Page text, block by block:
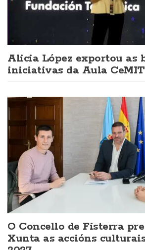
Alicia López exportou as
iniciativas da Aula
O Concello de Fisterra
Xunta as accións